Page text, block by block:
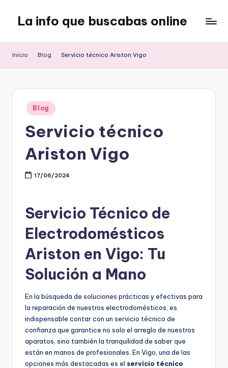
contenido
La info que buscabas online
para
leyendo
Inicio Blog Servicio técnico Ariston Vigo
Publicado
en
Blog
Servicio técnico
Ariston Vigo
17/06/2024
Servicio Técnico de
Electrodomésticos
Ariston en Vigo: Tu
Solución a Mano
En la búsqueda de soluciones prácticas y efectivas para
la reparación de nuestros electrodomésticos, es
indispensable contar con un servicio técnico de
confianza que garantice no solo el arreglo de nuestros
aparatos, sino también la tranquilidad de saber que
están en manos de profesionales. En Vigo, una de las
opciones más destacadas es el servicio técnico